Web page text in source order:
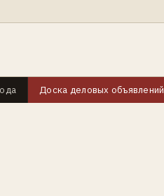
Доска деловых объявлений